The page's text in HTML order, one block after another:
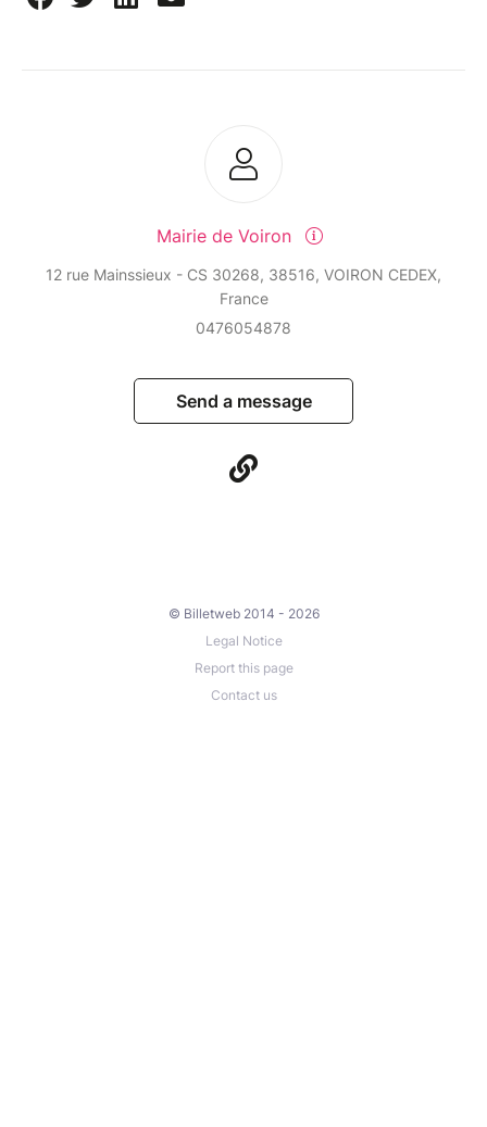
Mairie de Voiron
12 rue Mainssieux - CS 30268, 38516, VOIRON CEDEX,
France
0476054878
Send a message
© Billetweb 2014 - 2026
Legal Notice
Report this page
Contact us